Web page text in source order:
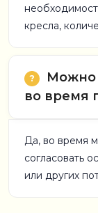
кресла,
Можно
во время
Да, во время
согласовать
или других